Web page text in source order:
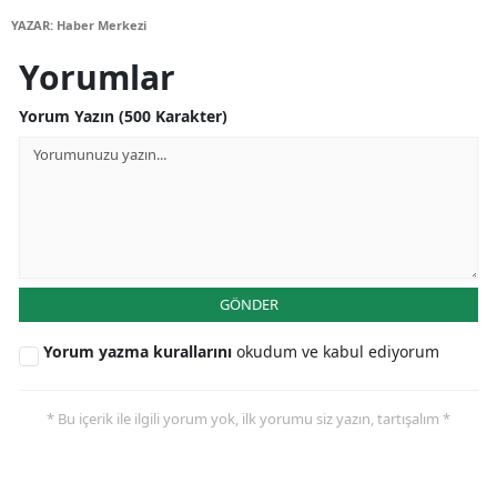
YAZAR: Haber Merkezi
Yorumlar
Yorum Yazın (500 Karakter)
GÖNDER
Yorum yazma kurallarını okudum ve kabul ediyorum
* Bu içerik ile ilgili yorum yok, ilk yorumu siz yazın, tartışalım *